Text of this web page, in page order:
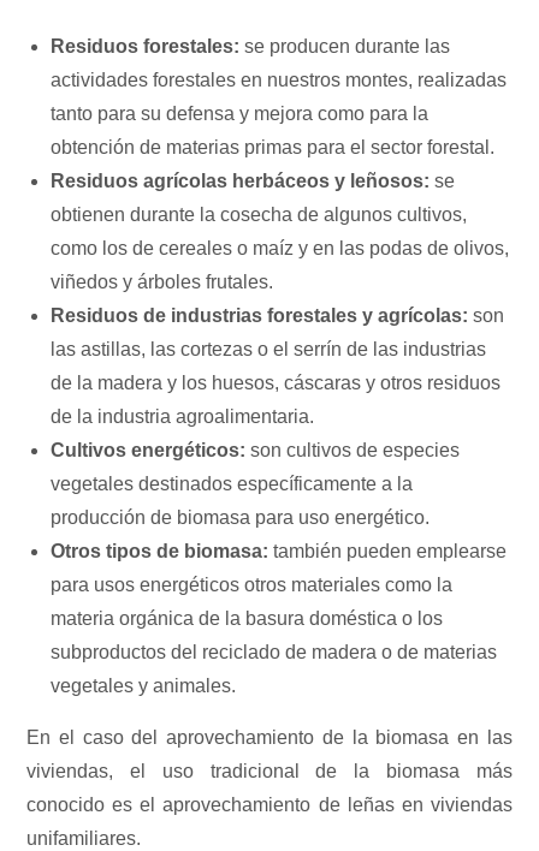
Residuos forestales: se producen durante las
actividades forestales en nuestros montes, realizadas
tanto para su defensa y mejora como para la
obtención de materias primas para el sector forestal.
Residuos agrícolas herbáceos y leñosos: se
obtienen durante la cosecha de algunos cultivos,
como los de cereales o maíz y en las podas de olivos,
viñedos y árboles frutales.
Residuos de industrias forestales y agrícolas: son
las astillas, las cortezas o el serrín de las industrias
de la madera y los huesos, cáscaras y otros residuos
de la industria agroalimentaria.
Cultivos energéticos: son cultivos de especies
vegetales destinados específicamente a la
producción de biomasa para uso energético.
Otros tipos de biomasa: también pueden emplearse
para usos energéticos otros materiales como la
materia orgánica de la basura doméstica o los
subproductos del reciclado de madera o de materias
vegetales y animales.
En el caso del aprovechamiento de la biomasa en las
viviendas, el uso tradicional de la biomasa más
conocido es el aprovechamiento de leñas en viviendas
unifamiliares.